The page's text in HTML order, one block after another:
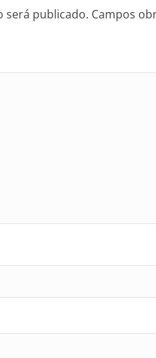
será publicado. Campos